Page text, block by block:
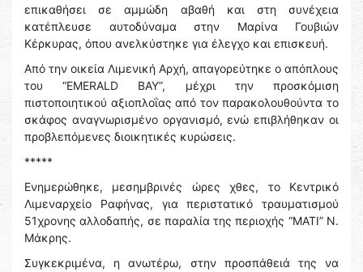
επικαθήσει σε αμμώδη αβαθή και στη συνέχεια
κατέπλευσε αυτοδύναμα στην Μαρίνα Γουβιών
Κέρκυρας, όπου ανελκύστηκε για έλεγχο και επισκευή.
Από την οικεία Λιμενική Αρχή, απαγορεύτηκε ο απόπλους
του “EMERALD BAY”, μέχρι την προσκόμιση
πιστοποιητικού αξιοπλοΐας από τον παρακολουθούντα το
σκάφος αναγνωρισμένο οργανισμό, ενώ επιβλήθηκαν οι
προβλεπόμενες διοικητικές κυρώσεις.
*****
Ενημερώθηκε, μεσημβρινές ώρες χθες, το Κεντρικό
Λιμεναρχείο Ραφήνας, για περιστατικό τραυματισμού
51χρονης αλλοδαπής, σε παραλία της περιοχής “ΜΑΤΙ” Ν.
Μάκρης.
Συγκεκριμένα, η ανωτέρω, στην προσπάθειά της να